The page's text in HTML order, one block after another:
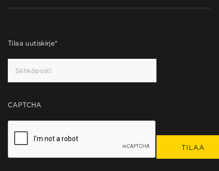
Tilaa uutiskirje*
CAPTCHA